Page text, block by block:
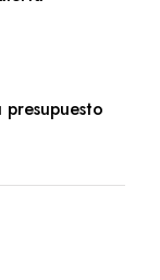
presupuesto